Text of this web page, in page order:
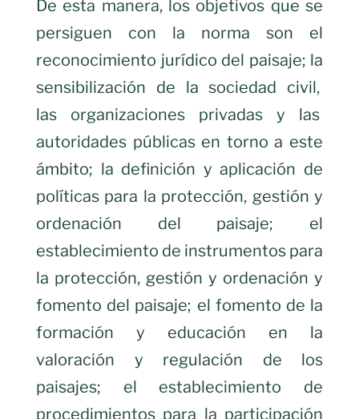
De esta manera, los objetivos que se
persiguen con la norma son el
reconocimiento jurídico del paisaje; la
sensibilización de la sociedad civil,
las organizaciones privadas y las
autoridades públicas en torno a este
ámbito; la definición y aplicación de
políticas para la protección, gestión y
ordenación del paisaje; el
establecimiento de instrumentos para
la protección, gestión y ordenación y
fomento del paisaje; el fomento de la
formación y educación en la
valoración y regulación de los
paisajes; el establecimiento de
procedimientos para la participación